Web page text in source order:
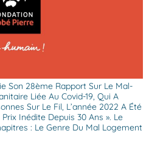
Son 28ème Rapport Sur Le Mal-
Liée Au Covid-19, Qui A
Sur Le Fil, L’année 2022 A Été
Inédite Depuis 30 Ans ». Le
: Le Genre Du Mal Logement